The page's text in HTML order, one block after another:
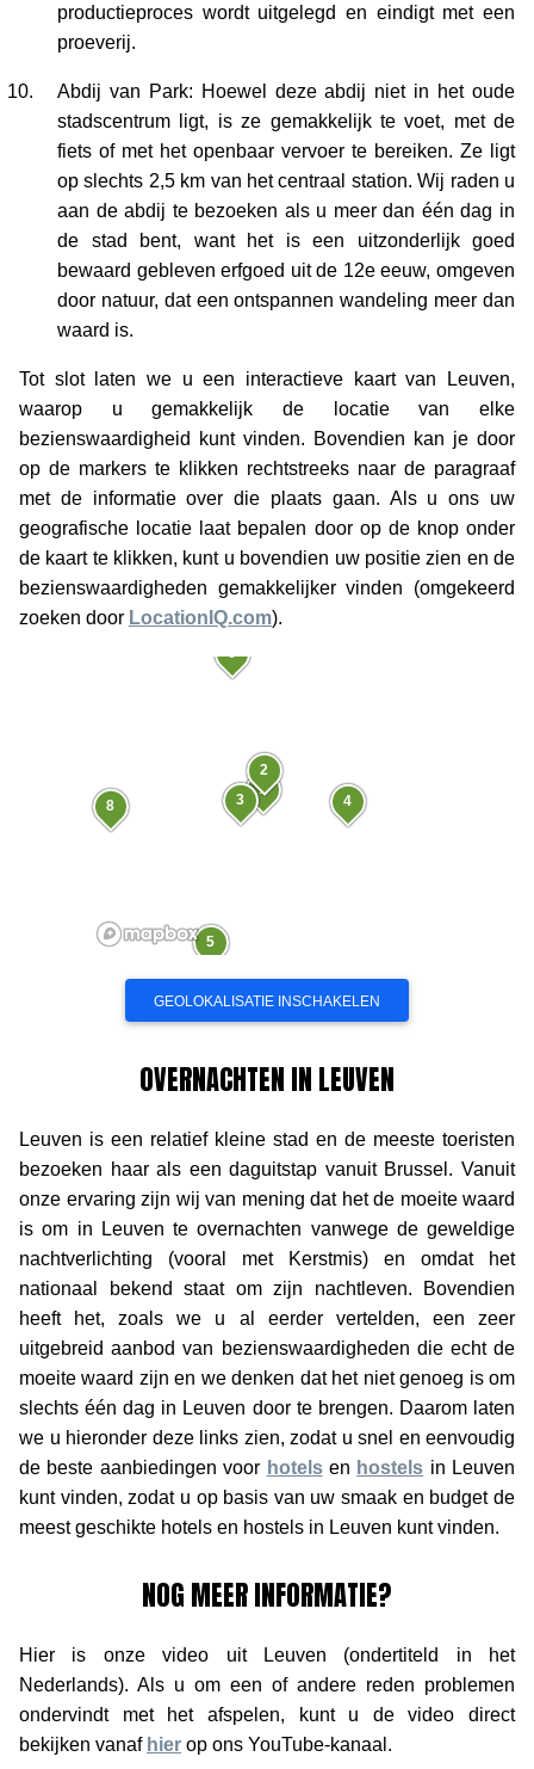
productieproces wordt uitgelegd en eindigt met een
proeverij.
Abdij van Park: Hoewel deze abdij niet in het oude
stadscentrum ligt, is ze gemakkelijk te voet, met de
fiets of met het openbaar vervoer te bereiken. Ze ligt
op slechts 2,5 km van het centraal station. Wij raden u
aan de abdij te bezoeken als u meer dan één dag in
de stad bent, want het is een uitzonderlijk goed
bewaard gebleven erfgoed uit de 12e eeuw, omgeven
door natuur, dat een ontspannen wandeling meer dan
waard is.
Tot slot laten we u een interactieve kaart van Leuven,
waarop u gemakkelijk de locatie van elke
bezienswaardigheid kunt vinden. Bovendien kan je door
op de markers te klikken rechtstreeks naar de paragraaf
met de informatie over die plaats gaan. Als u ons uw
geografische locatie laat bepalen door op de knop onder
de kaart te klikken, kunt u bovendien uw positie zien en de
bezienswaardigheden gemakkelijker vinden (omgekeerd
zoeken door LocationIQ.com).
1
2
3
4
5
6
8
9
OVERNACHTEN IN LEUVEN
Leuven is een relatief kleine stad en de meeste toeristen
bezoeken haar als een daguitstap vanuit Brussel. Vanuit
onze ervaring zijn wij van mening dat het de moeite waard
is om in Leuven te overnachten vanwege de geweldige
nachtverlichting (vooral met Kerstmis) en omdat het
nationaal bekend staat om zijn nachtleven. Bovendien
heeft het, zoals we u al eerder vertelden, een zeer
uitgebreid aanbod van bezienswaardigheden die echt de
moeite waard zijn en we denken dat het niet genoeg is om
slechts één dag in Leuven door te brengen. Daarom laten
we u hieronder deze links zien, zodat u snel en eenvoudig
de beste aanbiedingen voor hotelsen hostels in Leuven
kunt vinden, zodat u op basis van uw smaak en budget de
meest geschikte hotels en hostels in Leuven kunt vinden.
NOG MEER INFORMATIE?
Hier is onze video uit Leuven (ondertiteld in het
Nederlands). Als u om een of andere reden problemen
ondervindt met het afspelen, kunt u de video direct
bekijken vanaf hier op ons YouTube-kanaal.